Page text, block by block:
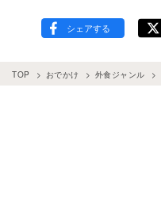
TOP おでかけ 外食ジャンル